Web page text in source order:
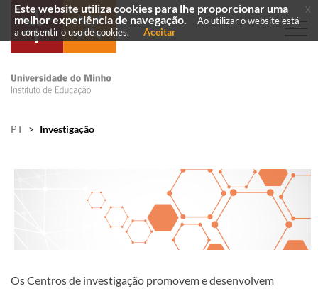
PT > Investigação
​Os Centros de investigação promove​m e desenvolvem
Este website utiliza cookies para lhe proporcionar uma
melhor experiência de navegação.
Ao utilizar o website está
a consentir o uso de cookies.
Aceitar
x